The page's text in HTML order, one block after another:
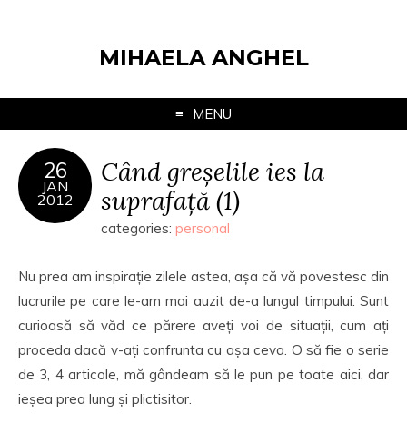
MIHAELA ANGHEL
MENU
26
JAN
2012
Când greșelile ies la
suprafață (1)
categories: personal
Nu prea am inspirație zilele astea, așa că vă povestesc din
lucrurile pe care le-am mai auzit de-a lungul timpului. Sunt
curioasă să văd ce părere aveți voi de situații, cum ați
proceda dacă v-ați confrunta cu așa ceva. O să fie o serie
de 3, 4 articole, mă gândeam să le pun pe toate aici, dar
ieșea prea lung și plictisitor.